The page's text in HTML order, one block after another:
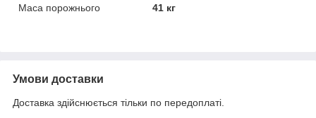
Маса порожнього
41 кг
Умови доставки
Доставка здійснюється тільки по передоплаті.